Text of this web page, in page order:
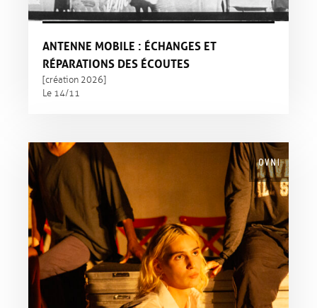
ANTENNE MOBILE : ÉCHANGES ET
RÉPARATIONS DES ÉCOUTES
[création 2026]
Le 14/11